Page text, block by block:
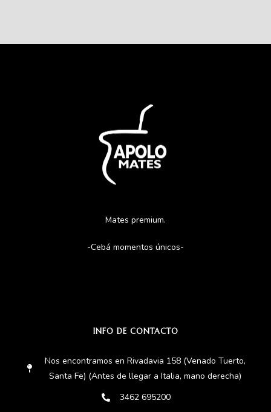
Mates premium.
-Cebá momentos únicos-
INFO DE CONTACTO
Nos encontramos en Rivadavia 158 (Venado Tuerto,
Santa Fe) (Antes de llegar a Italia, mano derecha)
3462 695200